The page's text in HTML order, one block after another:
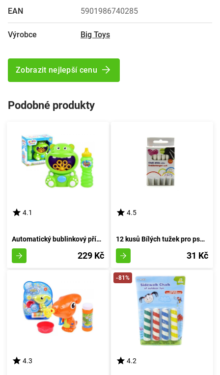
EAN 5901986740285
Výrobce Big Toys
Zobrazit nejlepší cenu
Podobné produkty
4.1
Automatický bublinkový přístroj Hroch
229 Kč
4.5
12 kusů Bílých tužek pro psaní
31 Kč
4.3
-81%
4.2